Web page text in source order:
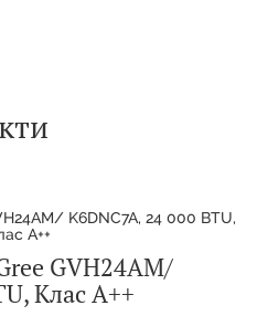
GVH24AM/
Клас А++